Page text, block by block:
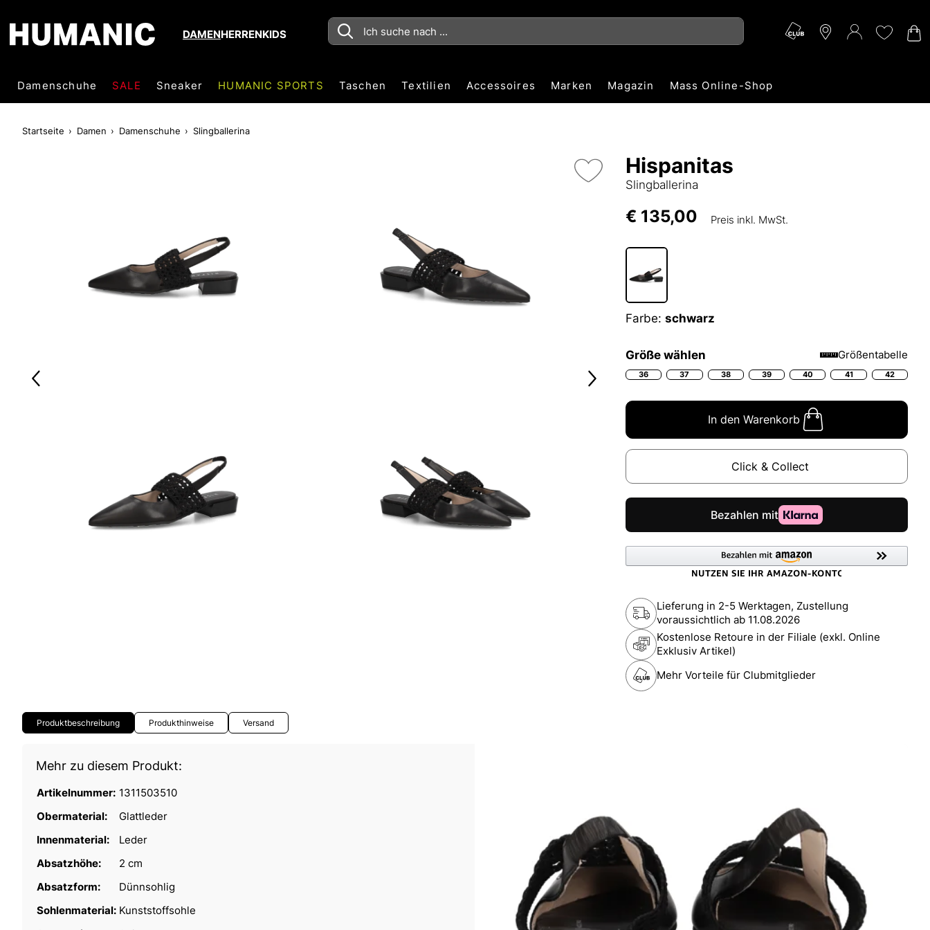
DAMENHERRENKIDS
Damenschuhe SALE Sneaker HUMANIC SPORTS Taschen Textilien Accessoires Marken Magazin Mass Online-Shop
Startseite Damen Damenschuhe Slingballerina
Hispanitas
Slingballerina
€ 135,00 Preis inkl. MwSt.
Farbe: schwarz
Größe wählen Größentabelle
36 37 38 39 40 41 42
In den Warenkorb
Click & Collect
Lieferung in 2-5 Werktagen, Zustellung
voraussichtlich ab 11.08.2026
Kostenlose Retoure in der Filiale (exkl. Online
Exklusiv Artikel)
Mehr Vorteile für Clubmitglieder
Produktbeschreibung Produkthinweise Versand
Mehr zu diesem Produkt:
Artikelnummer: 1311503510
Obermaterial:
Glattleder
Innenmaterial:
Leder
Absatzhöhe:
2 cm
Absatzform:
Dünnsohlig
Sohlenmaterial: Kunststoffsohle